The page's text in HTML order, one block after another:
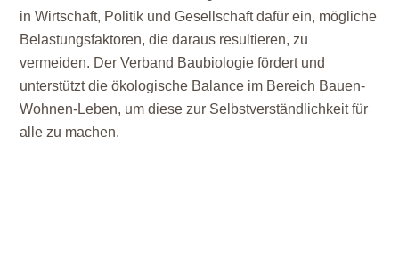
in Wirtschaft, Politik und Gesellschaft dafür ein, mögliche
Belastungsfaktoren, die daraus resultieren, zu
vermeiden. Der Verband Baubiologie fördert und
unterstützt die ökologische Balance im Bereich Bauen-
Wohnen-Leben, um diese zur Selbstverständlichkeit für
alle zu machen.